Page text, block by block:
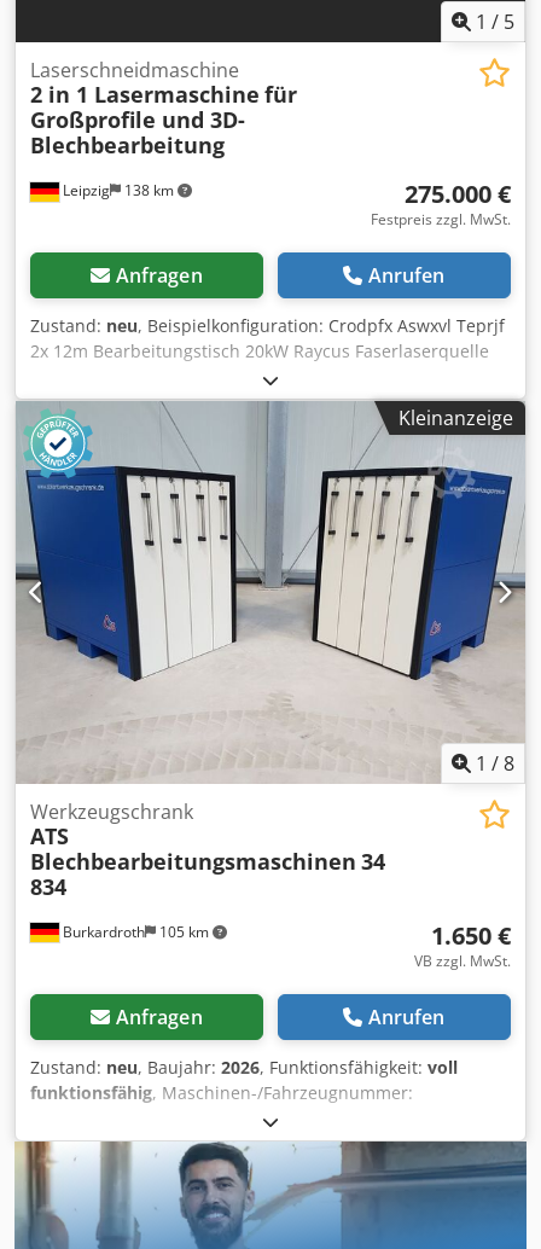
1 / 5
Leipzig 138 km
Laserschneidmaschine
2 in 1 Lasermaschine für
Großprofile und 3D-
Blechbearbeitung
275.000 €
Festpreis zzgl. MwSt.
Anfragen Anrufen
Zustand: neu, Beispielkonfiguration: Crodpfx Aswxvl Teprjf
2x 12m Bearbeitungstisch 20kW Raycus Faserlaserquelle
Boci BLT461T+AB Schwenkachse FSCUT 9200 System HL-
20000 Wasserkühler Yaskawa Servomotor Optional:
Luftkompressor
Kleinanzeige
1 /8
Burkardroth 105 km
Werkzeugschrank
ATS
Blechbearbeitungsmaschinen 34
834
1.650 €
VB zzgl. MwSt.
Anfragen Anrufen
Zustand: neu, Baujahr: 2026, Funktionsfähigkeit: voll
funktionsfähig, Maschinen-/Fahrzeugnummer:
1.050 mm
mm, Gesamthöhe:1.240 mm, Gesamtgewicht:310 kg,
Anzahl der Schubladen:12, Höheneinstelltyp:mechanisch,
Produkthöhe (max.):3 mm , Werkzeugschrank fuer
Abkantwerkzeuge Geeignet fuer AMADA/PROMECAM oder
Typ A L / B / H: 1050 mm x B 850 mm / H 1240mm, 310kg -